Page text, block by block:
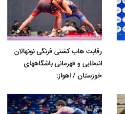
رقابت هاب کشتی فرنگی نونهالان
انتخابی و قهرمانی باشگاههای
خوزستان / اهواز: